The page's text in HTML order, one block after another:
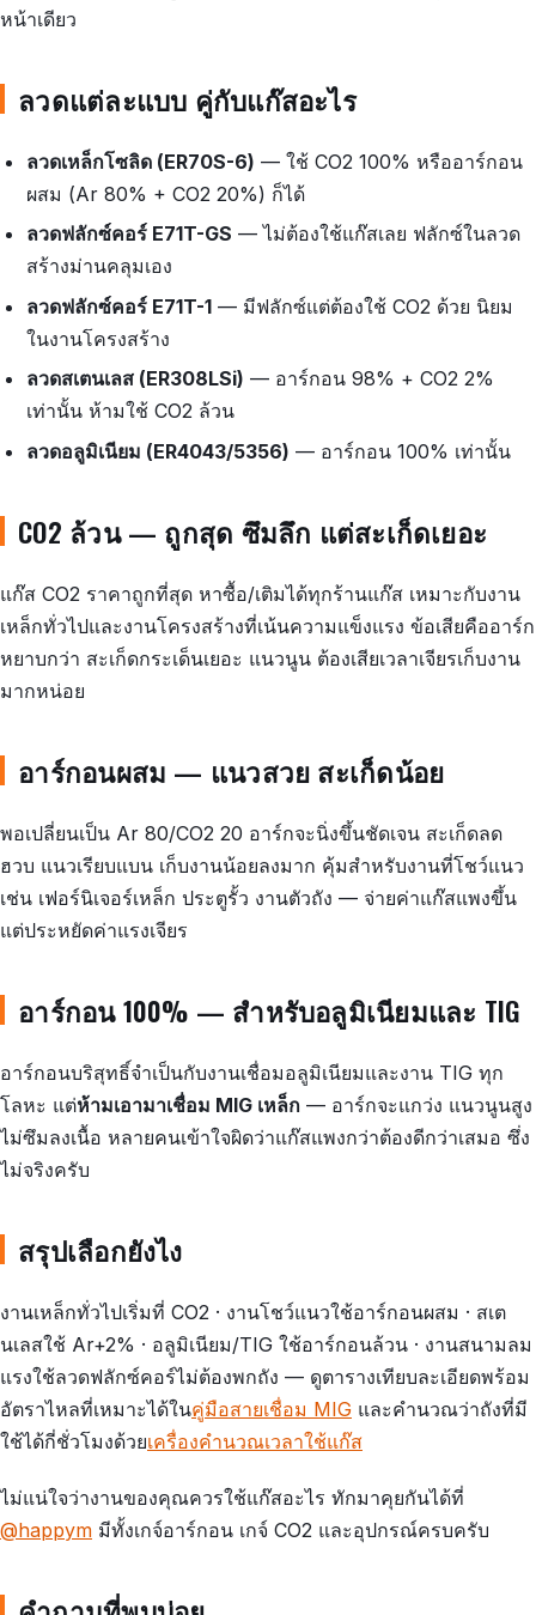
หน้าเดียว
ลวดแต่ละแบบ คู่กับแก๊สอะไร
ลวดเหล็กโซลิด (ER70S-6) — ใช้ CO2 100% หรืออาร์กอน
ผสม (Ar 80% + CO2 20%) ก็ได้
ลวดฟลักซ์คอร์ E71T-GS — ไม่ต้องใช้แก๊สเลย ฟลักซ์ในลวด
สร้างม่านคลุมเอง
ลวดฟลักซ์คอร์ E71T-1 — มีฟลักซ์แต่ต้องใช้ CO2 ด้วย นิยม
ในงานโครงสร้าง
ลวดสเตนเลส (ER308LSi) — อาร์กอน 98% + CO2 2%
เท่านั้น ห้ามใช้ CO2 ล้วน
ลวดอลูมิเนียม (ER4043/5356) — อาร์กอน 100% เท่านั้น
CO2 ล้วน — ถูกสุด ซึมลึก แต่สะเก็ดเยอะ
แก๊ส CO2 ราคาถูกที่สุด หาซื้อ/เติมได้ทุกร้านแก๊ส เหมาะกับงาน
เหล็กทั่วไปและงานโครงสร้างที่เน้นความแข็งแรง ข้อเสียคืออาร์ก
หยาบกว่า สะเก็ดกระเด็นเยอะ แนวนูน ต้องเสียเวลาเจียรเก็บงาน
มากหน่อย
อาร์กอนผสม — แนวสวย สะเก็ดน้อย
พอเปลี่ยนเป็น Ar 80/CO2 20 อาร์กจะนิ่งขึ้นชัดเจน สะเก็ดลด
ฮวบ แนวเรียบแบน เก็บงานน้อยลงมาก คุ้มสำหรับงานที่โชว์แนว
เช่น เฟอร์นิเจอร์เหล็ก ประตูรั้ว งานตัวถัง — จ่ายค่าแก๊สแพงขึ้น
แต่ประหยัดค่าแรงเจียร
อาร์กอน 100% — สำหรับอลูมิเนียมและ TIG
อาร์กอนบริสุทธิ์จำเป็นกับงานเชื่อมอลูมิเนียมและงาน TIG ทุก
โลหะ แต่ห้ามเอามาเชื่อม MIG เหล็ก — อาร์กจะแกว่ง แนวนูนสูง
ไม่ซึมลงเนื้อ หลายคนเข้าใจผิดว่าแก๊สแพงกว่าต้องดีกว่าเสมอ ซึ่ง
ไม่จริงครับ
สรุปเลือกยังไง
งานเหล็กทั่วไปเริ่มที่ CO2 · งานโชว์แนวใช้อาร์กอนผสม · สเต
นเลสใช้ Ar+2% · อลูมิเนียม/TIG ใช้อาร์กอนล้วน · งานสนามลม
แรงใช้ลวดฟลักซ์คอร์ไม่ต้องพกถัง — ดูตารางเทียบละเอียดพร้อม
อัตราไหลที่เหมาะได้ในคู่มือสายเชื่อม MIG และคำนวณว่าถังที่มี
ใช้ได้กี่ชั่วโมงด้วยเครื่องคำนวณเวลาใช้แก๊ส
ไม่แน่ใจว่างานของคุณควรใช้แก๊สอะไร ทักมาคุยกันได้ที่
@happym มีทั้งเกจ์อาร์กอน เกจ์ CO2 และอุปกรณ์ครบครับ